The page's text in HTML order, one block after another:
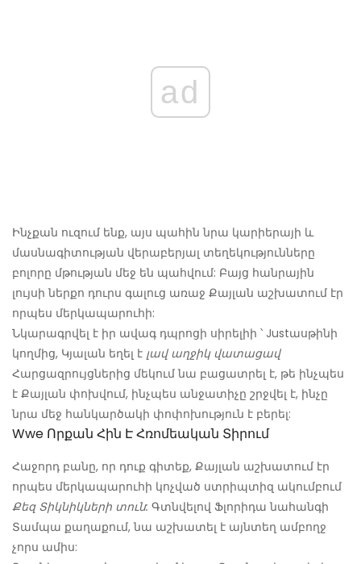
ad
Ինչքան ուզում ենք, այս պահին նրա կարիերայի և
մասնագիտության վերաբերյալ տեղեկությունները
բոլորը մթության մեջ են պահվում: Բայց հանրային
լույսի ներքո դուրս գալուց առաջ Քայլան աշխատում էր
որպես մերկապարուհի:
Նկարագրվել է իր ավագ դպրոցի սիրելիի ՝ Justասթինի
կողմից, Կյալան եղել է լավ աղջիկ վատացավ
Հարցազրույցներից մեկում նա բացատրել է, թե ինչպես
է Քայլան փոխվում, ինչպես անջատիչը շրջվել է, ինչը
նրա մեջ հանկարծակի փոփոխություն է բերել:
Wwe Որքան Հին Է Հռոմեական Տիրում
Հաջորդ բանը, որ դուք գիտեք, Քայլան աշխատում էր
որպես մերկապարուհի կոչված ստրիպտիզ ակումբում
Քեզ Տիկնիկների տուն: Գտնվելով Ֆլորիդա նահանգի
Տամպա քաղաքում, նա աշխատել է այնտեղ ամբողջ
չորս ամիս: